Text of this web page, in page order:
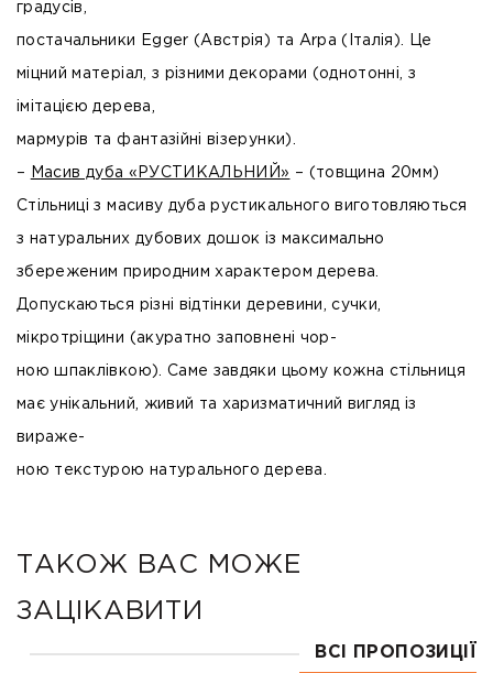
градусів,
постачальники Egger (Австрія) та Arpa (Італія). Це
міцний матеріал, з різними декорами (однотонні, з
імітацією дерева,
мармурів та фантазійні візерунки).
– Масив дуба «РУСТИКАЛЬНИЙ» – (товщина 20мм)
Стільниці з масиву дуба рустикального виготовляються
з натуральних дубових дошок із максимально
збереженим природним характером дерева.
Допускаються різні відтінки деревини, сучки,
мікротріщини (акуратно заповнені чор-
ною шпаклівкою). Саме завдяки цьому кожна стільниця
має унікальний, живий та харизматичний вигляд із
вираже-
ною текстурою натурального дерева.
ТАКОЖ ВАС МОЖЕ
ЗАЦІКАВИТИ
ВСІ ПРОПОЗИЦІЇ